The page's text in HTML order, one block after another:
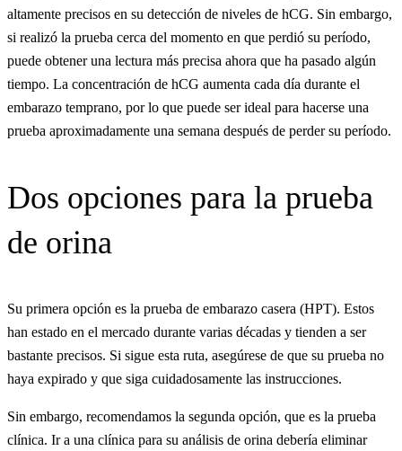
altamente precisos en su detección de niveles de hCG. Sin embargo,
si realizó la prueba cerca del momento en que perdió su período,
puede obtener una lectura más precisa ahora que ha pasado algún
tiempo. La concentración de hCG aumenta cada día durante el
embarazo temprano, por lo que puede ser ideal para hacerse una
prueba aproximadamente una semana después de perder su período.
Dos opciones para la prueba
de orina
Su primera opción es la prueba de embarazo casera (HPT). Estos
han estado en el mercado durante varias décadas y tienden a ser
bastante precisos. Si sigue esta ruta, asegúrese de que su prueba no
haya expirado y que siga cuidadosamente las instrucciones.
Sin embargo, recomendamos la segunda opción, que es la prueba
clínica. Ir a una clínica para su análisis de orina debería eliminar